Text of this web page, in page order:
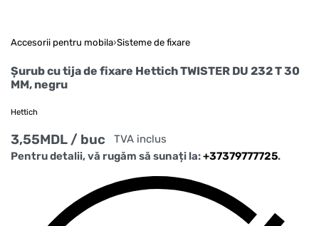
Accesorii pentru mobila›Sisteme de fixare
Șurub cu tija de fixare Hettich TWISTER DU 232 T 30
MM, negru
Hettich
3,55MDL / buc
TVA inclus
Pentru detalii, vă rugăm să sunați la:+37379777725.